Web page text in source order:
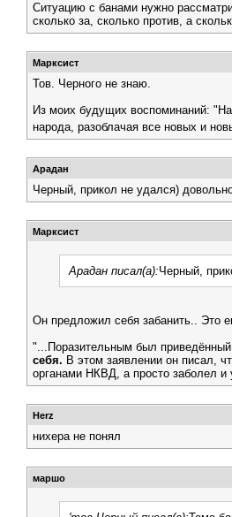
Ситуацию с банами нужно
сколько за, сколько против, а
Марксист
Тов. Черного не знаю.
Из моих будущих воспоминаний:
народа, разоблачая все новых и
Арадан
Черный, прикол не удался)
Марксист
Арадан писал(а):Черный,
Он предложил себя забанить.. Это
"...Поразительным был приведённый
себя. В этом заявлении он писал,
органами НКВД, а просто заболел и
Herz
нихера не понял
маршо